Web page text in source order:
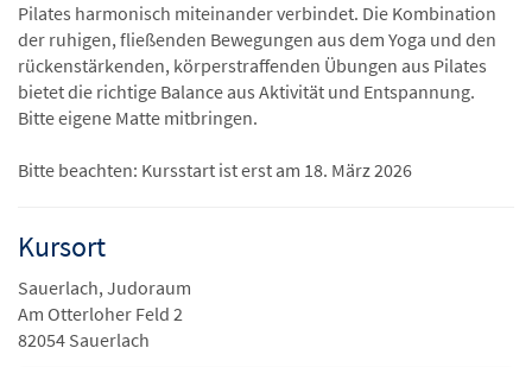
Pilates harmonisch miteinander verbindet. Die Kombination
der ruhigen, fließenden Bewegungen aus dem Yoga und den
rückenstärkenden, körperstraffenden Übungen aus Pilates
bietet die richtige Balance aus Aktivität und Entspannung.
Bitte eigene Matte mitbringen.
Bitte beachten: Kursstart ist erst am 18. März 2026
Kursort
Sauerlach, Judoraum
Am Otterloher Feld 2
82054 Sauerlach